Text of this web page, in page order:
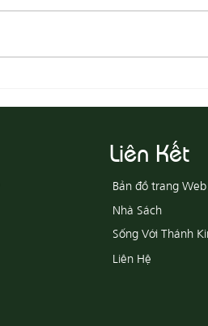
Liên Kết
Bản đồ trang Web
Nhà Sách
Sống Với Thánh
Liên Hệ